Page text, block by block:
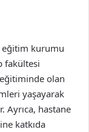
eğitim kurumu
fakültesi
olan
yaşayarak
hastane
katkıda